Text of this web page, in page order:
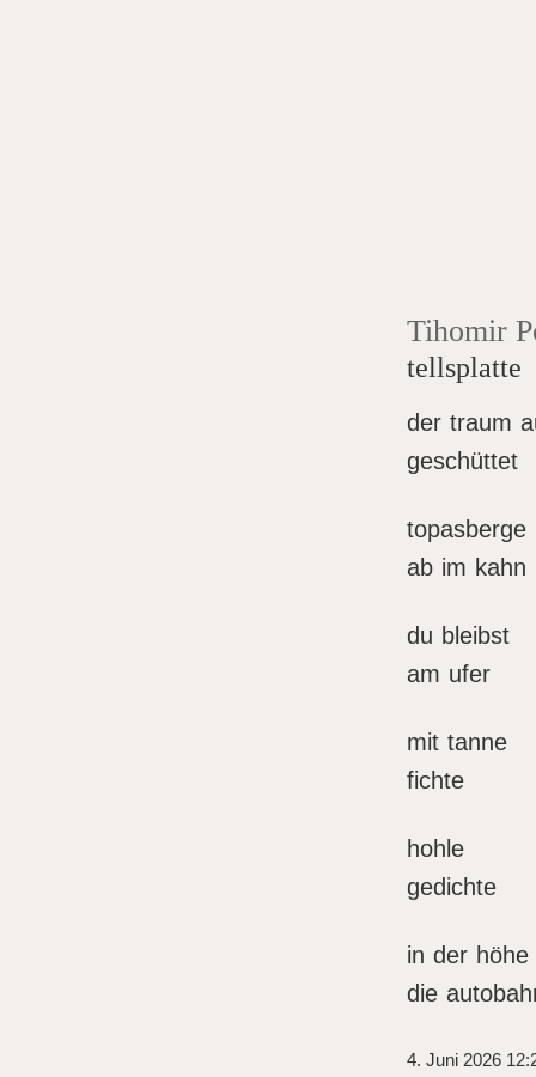
Tihomir
tellsplatte
der traum
geschüttet
topasberge
ab im kahn
du bleibst
am ufer
mit tanne
fichte
hohle
gedichte
in der höhe
die
4. Juni 2026